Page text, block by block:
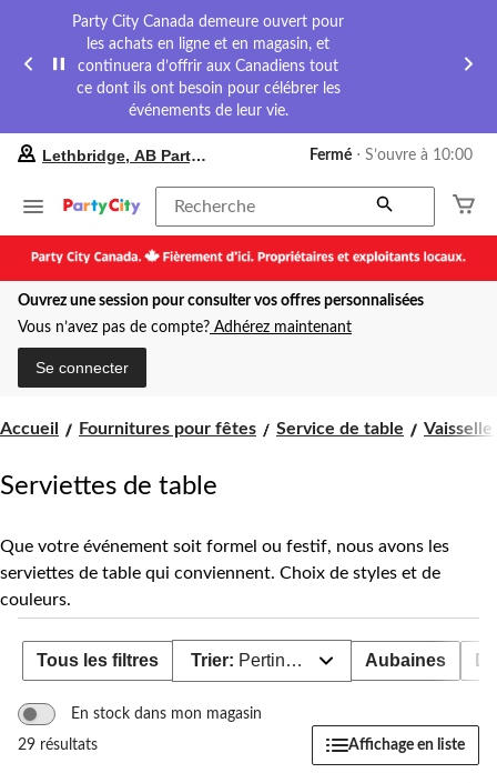
Party City Canada demeure ouvert pour
les achats en ligne et en magasin, et
continuera d’offrir aux Canadiens tout
ce dont ils ont besoin pour célébrer les
événements de leur vie.
préféré
Lethbridge,
Party
City,
courament
Fermé,
pour
Lethbridge, AB Party City Fermé ⋅ S’ouvre à 10:00
Recherche
Ouvrez une session pour consulter vos offres personnalisées
Vous n’avez pas de compte? Adhérez maintenant
Se connecter
Accueil Fournitures pour fêtes Service de table Vaisselle
Serviettes de table
Que votre événement soit formel ou festif, nous avons les
serviettes de table qui conviennent. Choix de styles et de
couleurs.
Tous les filtres Trier: Pertinence Aubaines
En stock dans mon magasin
29 résultats
Affichage en liste